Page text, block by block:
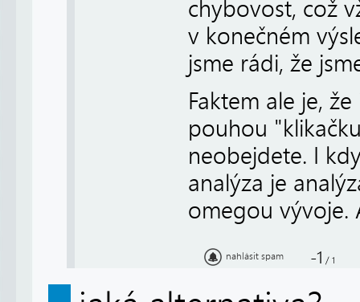
chybovost, což
v konečném
jsme rádi, že
Faktem ale je,
pouhou
neobejdete. I
analýza je
omegou vývoje.
nahlásit spam -1 / 1